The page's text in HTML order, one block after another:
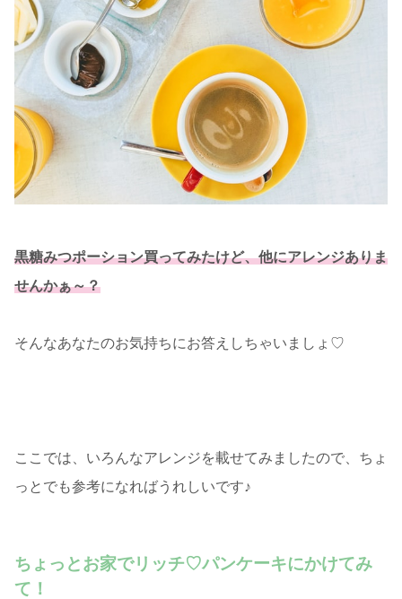
黒糖みつポーション買ってみたけど、他にアレンジありま
せんかぁ～？
そんなあなたのお気持ちにお答えしちゃいましょ♡
ここでは、いろんなアレンジを載せてみましたので、ちょ
っとでも参考になればうれしいです♪
ちょっとお家でリッチ♡パンケーキにかけてみ
て！